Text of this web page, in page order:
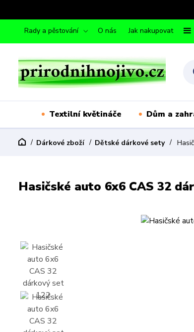
Rady a pěstování O nás Jak nakupovat
Textilní květináče Dům a
Dárkové zboží Dětské dárkové sety
Hasičské auto 6x6 CAS 32